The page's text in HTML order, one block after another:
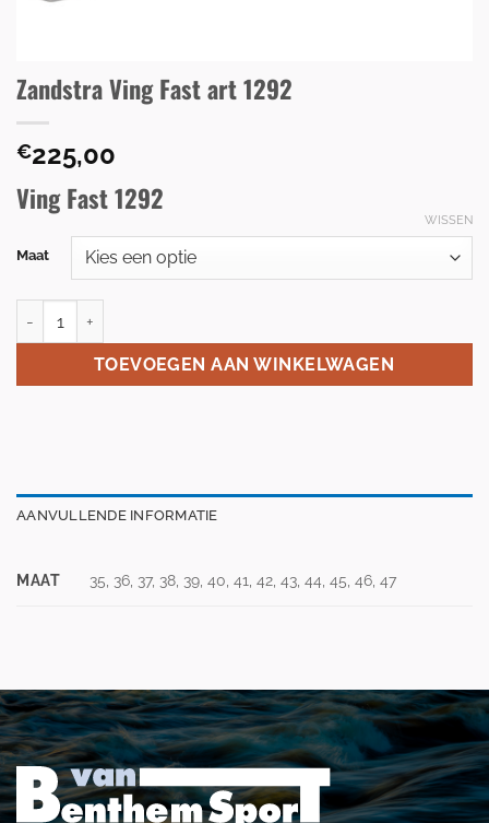
Zandstra Ving Fast art 1292
€225,00
Ving Fast 1292
Maat
WISSEN
TOEVOEGEN AAN WINKELWAGEN
AANVULLENDE INFORMATIE
MAAT 35, 36, 37, 38, 39, 40, 41, 42, 43, 44, 45, 46, 47